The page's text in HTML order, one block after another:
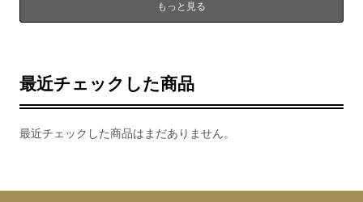
もっと見る
最近チェックした商品
最近チェックした商品はまだありません。